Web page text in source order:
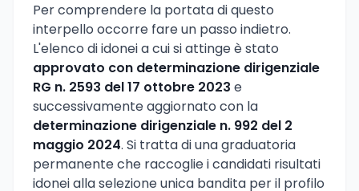
Per comprendere la portata di questo
interpello occorre fare un passo indietro.
L'elenco di idonei a cui si attinge è stato
approvato con determinazione dirigenziale
RG n. 2593 del 17 ottobre 2023 e
successivamente aggiornato con la
determinazione dirigenziale n. 992 del 2
maggio 2024. Si tratta di una graduatoria
permanente che raccoglie i candidati risultati
idonei alla selezione unica bandita per il profilo